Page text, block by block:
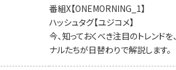
番組X【ONEMORNING_1】
ハッシュタグ【ユジコメ】
今、知っておくべき注目のトレンド
ナルたちが日替わりで解説します。